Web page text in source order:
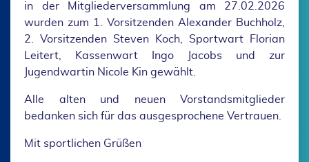
in der Mitgliederversammlung am 27.02.2026
wurden zum 1. Vorsitzenden Alexander Buchholz,
2. Vorsitzenden Steven Koch, Sportwart Florian
Leitert, Kassenwart Ingo Jacobs und zur
Jugendwartin Nicole Kin gewählt.
Alle alten und neuen Vorstandsmitglieder
bedanken sich für das ausgesprochene Vertrauen.
Mit sportlichen Grüßen